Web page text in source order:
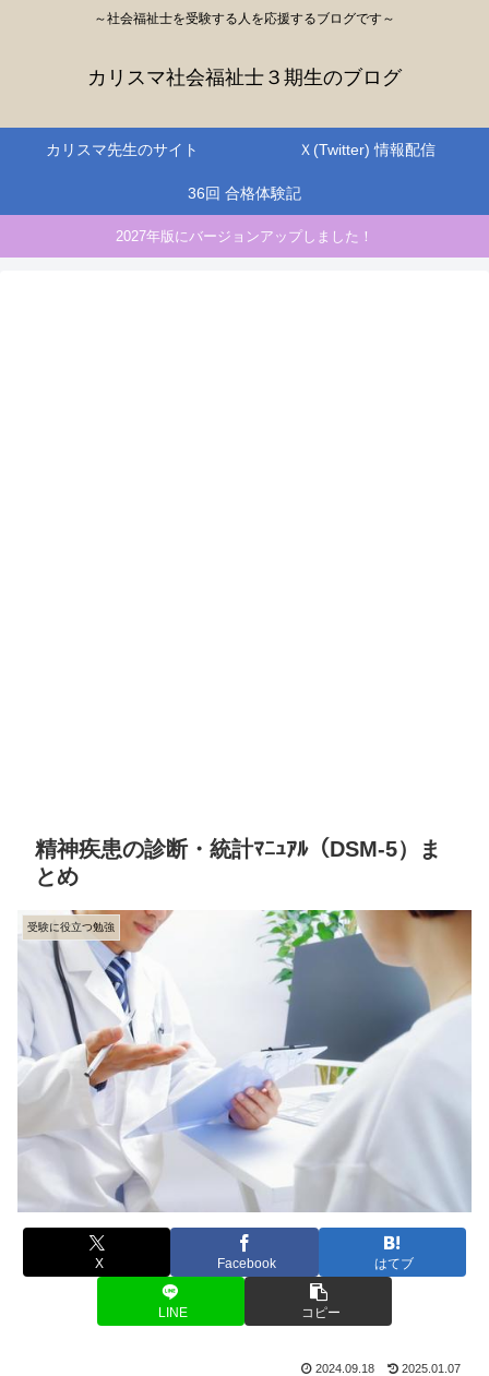
～社会福祉士を受験する人を応援するブログです～
カリスマ社会福祉士３期生のブログ
カリスマ先生のサイト Ｘ(Twitter) 情報配信
36回 合格体験記
2027年版にバージョンアップしました！
精神疾患の診断・統計ﾏﾆｭｱﾙ（DSM-5）ま
とめ
受験に役立つ勉強
X Facebook はてブ
LINE コピー
2024.09.18 2025.01.07